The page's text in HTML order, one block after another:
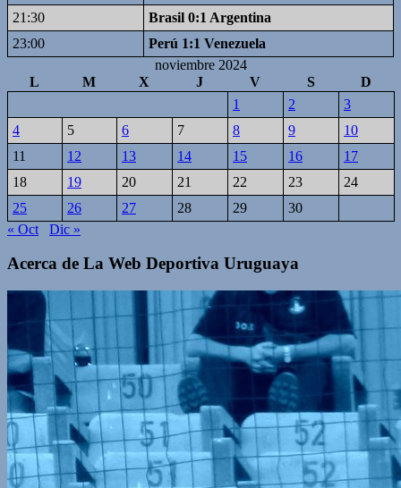
21:30
Brasil 0:1 Argentina
23:00
Perú 1:1 Venezuela
noviembre 2024
L
M X J V S
D
1
2
3
4
5 6 7 8 9
10
11
12 13 14 15 16
17
18
19 20 21 22 23
24
25
26 27 28 29
30
« Oct
Dic »
Acerca de La Web Deportiva Uruguaya